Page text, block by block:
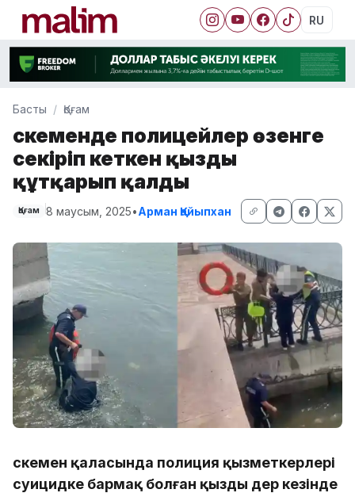
RU
Басты Қоғам
Өскеменде полицейлер өзенге
секіріп кеткен қызды
құтқарып қалды
Қоғам 8 маусым, 2025•Арман Қайыпхан
Өскемен қаласында полиция қызметкерлері
суицидке бармақ болған қызды дер кезінде